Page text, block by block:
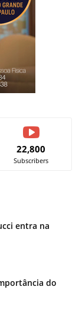
22,800
Subscribers
entra na
do